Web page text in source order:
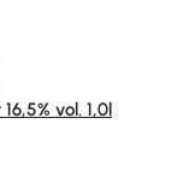
vol. 1,0l